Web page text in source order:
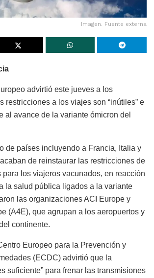
Imagen. Fuente externa
advirtió este jueves a los
restricciones a los viajes son “inútiles” e
al avance de la variante ómicron del
de países incluyendo a Francia, Italia y
de reinstaurar las restricciones de
los viajeros vacunados, en reacción
la salud pública ligados a la variante
las organizaciones ACI Europe y
(A4E), que agrupan a los aeropuertos y
continente.
Europeo para la Prevención y
(ECDC) advirtió que la
suficiente” para frenar las transmisiones